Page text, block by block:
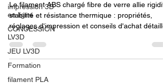
impression 3D
en ligne
CONCESSION
LV3D
JEU LV3D
Formation
filament PLA
Le filament ABS chargé fibre de verre allie
stabilité et résistance thermique : propriétés,
réglages d'impression et conseils d'achat